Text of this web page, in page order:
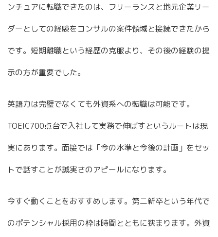
ンチュアに転職できたのは、フリーランスと地元企業リー
ダーとしての経験をコンサルの案件領域と接続できたから
です。短期離職という経歴の克服より、その後の経験の提
示の方が重要でした。
英語力は完璧でなくても外資系への転職は可能です。
TOEIC700点台で入社して実務で伸ばすというルートは現
実にあります。面接では「今の水準と今後の計画」をセッ
トで話すことが誠実さのアピールになります。
今すぐ動くことをおすすめします。第二新卒という年代で
のポテンシャル採用の枠は時間とともに狭まります。外資